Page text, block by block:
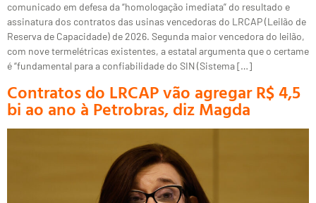
comunicado em defesa da “homologação imediata” do resultado e
assinatura dos contratos das usinas vencedoras do LRCAP (Leilão de
Reserva de Capacidade) de 2026. Segunda maior vencedora do leilão,
com nove termelétricas existentes, a estatal argumenta que o certame
é “fundamental para a confiabilidade do SIN (Sistema […]
Contratos do LRCAP vão agregar R$ 4,5
bi ao ano à Petrobras, diz Magda